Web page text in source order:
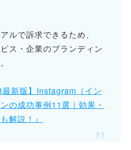
ルで訴求できるため、
ス・企業のブランディン
新版】Instagram（イン
の成功事例11選｜効果・
解説！』